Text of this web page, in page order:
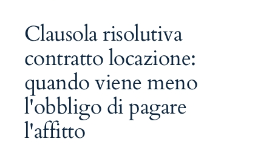
Clausola risolutiva
contratto locazione:
quando viene meno
l'obbligo di pagare
l'affitto